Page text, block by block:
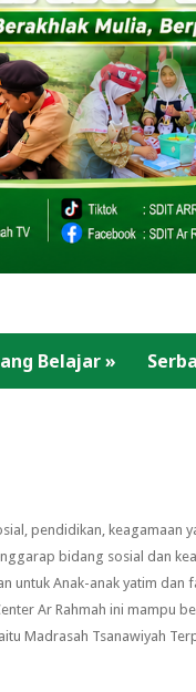
Belajar»
pendidikan, keagamaan
bidang sosial dan
untuk Anak-anak yatim dan
Ar Rahmah ini mampu
Madrasah Tsanawiyah